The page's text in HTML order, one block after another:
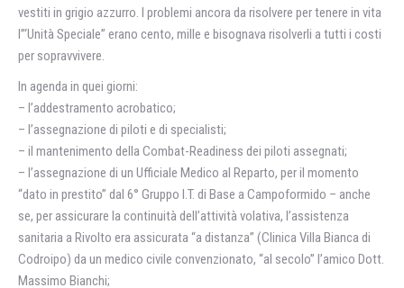
vestiti in grigio azzurro. I problemi ancora da risolvere per tenere in vita
l”‘Unità Speciale” erano cento, mille e bisognava risolverli a tutti i costi
per sopravvivere.
In agenda in quei giorni:
– l’addestramento acrobatico;
– l’assegnazione di piloti e di specialisti;
– il mantenimento della Combat-Readiness dei piloti assegnati;
– l’assegnazione di un Ufficiale Medico al Reparto, per il momento
“dato in prestito” dal 6° Gruppo I.T. di Base a Campoformido – anche
se, per assicurare la continuità dell’attività volativa, l’assistenza
sanitaria a Rivolto era assicurata “a distanza” (Clinica Villa Bianca di
Codroipo) da un medico civile convenzionato, “al secolo” l’amico Dott.
Massimo Bianchi;